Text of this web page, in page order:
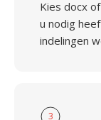
Kies docx
u nodig
indelingen
3